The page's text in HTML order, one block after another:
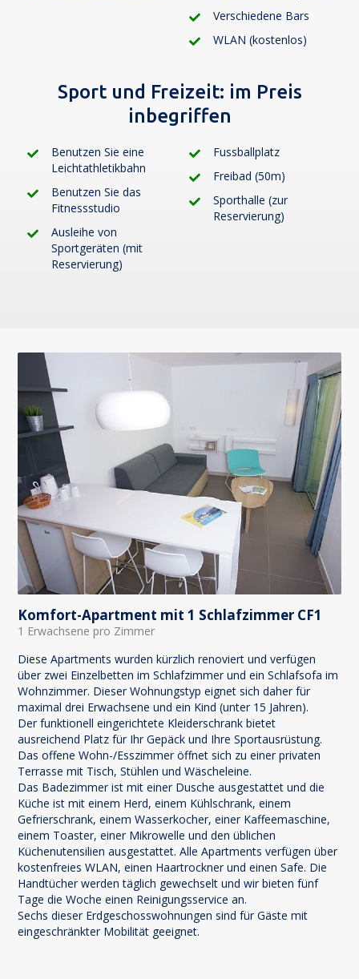
Verschiedene Bars
WLAN (kostenlos)
Sport und Freizeit: im Preis
inbegriffen
Benutzen Sie eine
Leichtathletikbahn
Benutzen Sie das
Fitnessstudio
Ausleihe von
Sportgeräten (mit
Reservierung)
Fussballplatz
Freibad (50m)
Sporthalle (zur
Reservierung)
Komfort-Apartment mit 1 Schlafzimmer CF1
1 Erwachsene pro Zimmer
Diese Apartments wurden kürzlich renoviert und verfügen
über zwei Einzelbetten im Schlafzimmer und ein Schlafsofa im
Wohnzimmer. Dieser Wohnungstyp eignet sich daher für
maximal drei Erwachsene und ein Kind (unter 15 Jahren).
Der funktionell eingerichtete Kleiderschrank bietet
ausreichend Platz für Ihr Gepäck und Ihre Sportausrüstung.
Das offene Wohn-/Esszimmer öffnet sich zu einer privaten
Terrasse mit Tisch, Stühlen und Wäscheleine.
Das Badezimmer ist mit einer Dusche ausgestattet und die
Küche ist mit einem Herd, einem Kühlschrank, einem
Gefrierschrank, einem Wasserkocher, einer Kaffeemaschine,
einem Toaster, einer Mikrowelle und den üblichen
Küchenutensilien ausgestattet. Alle Apartments verfügen über
kostenfreies WLAN, einen Haartrockner und einen Safe. Die
Handtücher werden täglich gewechselt und wir bieten fünf
Tage die Woche einen Reinigungsservice an.
Sechs dieser Erdgeschosswohnungen sind für Gäste mit
eingeschränkter Mobilität geeignet.